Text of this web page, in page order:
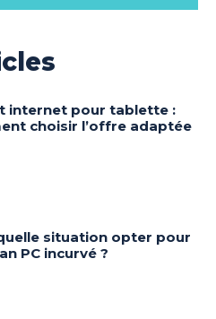
internet pour tablette :
choisir l’offre adaptée
situation opter pour
PC incurvé ?